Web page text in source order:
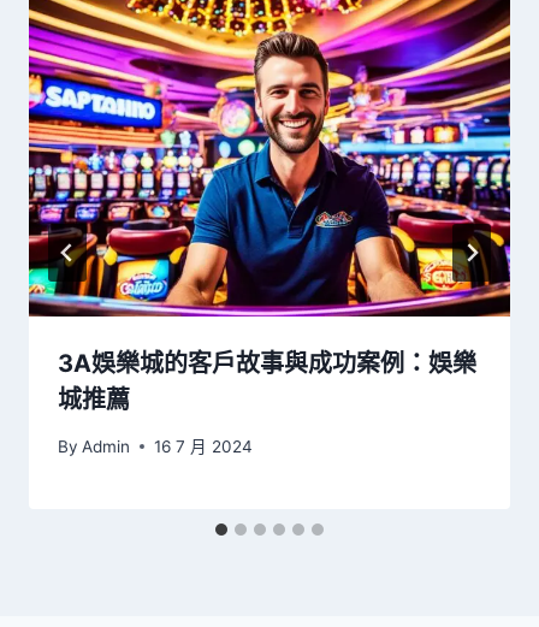
3A娛樂城的客戶故事與成功案例：娛樂
城推薦
By Admin 16 7 月 2024